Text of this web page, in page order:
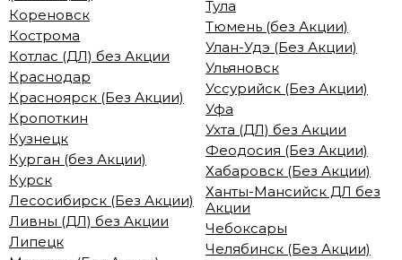
Кореновск
Кострома
Котлас (ДЛ) без Акции
Краснодар
Красноярск (Без Акции)
Кропоткин
Кузнецк
Курган (без Акции)
Курск
Лесосибирск (Без Акции)
Ливны (ДЛ) без Акции
Липецк
Тула
Тюмень (без Акции)
Улан-Удэ (Без Акции)
Ульяновск
Уссурийск (Без Акции)
Уфа
Ухта (ДЛ) без Акции
Феодосия (Без Акции)
Хабаровск (Без Акции)
Ханты-Мансийск ДЛ без
Акции
Чебоксары
Челябинск (Без Акции)